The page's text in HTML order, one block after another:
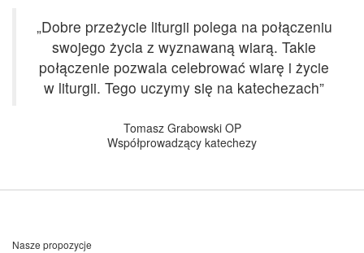
„Dobre przeżycie liturgii polega na połączeniu
swojego życia z wyznawaną wiarą. Takie
połączenie pozwala celebrować wiarę i życie
w liturgii. Tego uczymy się na katechezach”
Tomasz Grabowski OP
Współprowadzący katechezy
Nasze propozycje